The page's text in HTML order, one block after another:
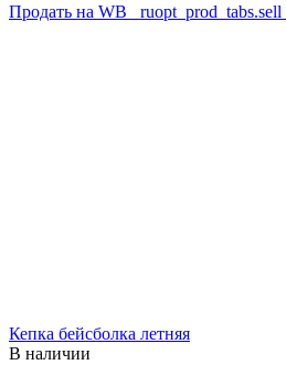
Продать на WB
Кепка бейсболка летняя
В наличии